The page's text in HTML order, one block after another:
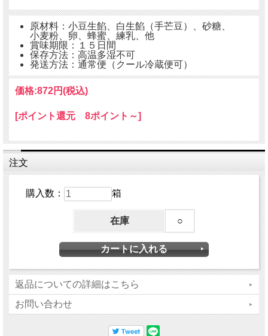
原材料：小豆生餡、白生餡（手芒豆）、砂糖、
小麦粉、卵、蜂蜜、練乳、他
賞味期限：１５日間
保存方法：高温多湿不可
発送方法：通常便（クール冷蔵便可）
価格:872円(税込)
[ポイント還元 8ポイント～]
注文
購入数： 箱
在庫 ○
返品についての詳細はこちら
お問い合わせ